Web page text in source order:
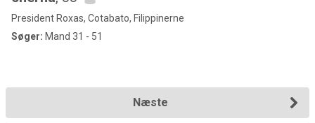
President Roxas, Cotabato, Filippinerne
Søger: Mand 31 - 51
Næste